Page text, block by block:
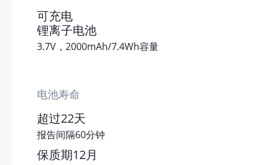
可充电
锂离子电池
3.7V，2000mAh/7.4Wh容量
电池寿命
超过22天
报告间隔60分钟
保质期12月